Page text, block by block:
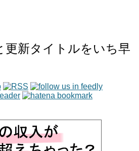
更新タイトルをいち早